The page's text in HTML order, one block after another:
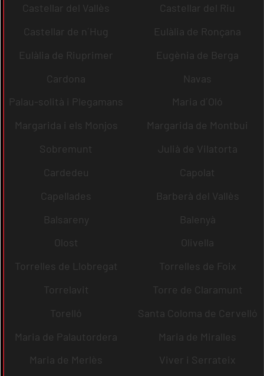
Castellar del Vallès
Castellar del Riu
Castellar de n´Hug
Eulàlia de Ronçana
Eulàlia de Riuprimer
Eugènia de Berga
Cardona
Navas
Palau-solità i Plegamans
Maria d´Oló
Margarida i els Monjos
Margarida de Montbui
Sobremunt
Julià de Vilatorta
Cardedeu
Capolat
Capellades
Barberà del Vallès
Balsareny
Balenyà
Olost
Olivella
Torrelles de Llobregat
Torrelles de Foix
Torrelavit
Torre de Claramunt
Torelló
Santa Coloma de Cervelló
Maria de Palautordera
Maria de Miralles
Maria de Merlès
Viver i Serrateix